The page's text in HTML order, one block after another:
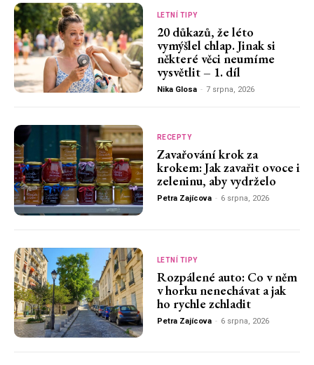
LETNÍ TIPY
20 důkazů, že léto
vymýšlel chlap. Jinak si
některé věci neumíme
vysvětlit – 1. díl
Nika Glosa - 7 srpna, 2026
RECEPTY
Zavařování krok za
krokem: Jak zavařit ovoce i
zeleninu, aby vydrželo
Petra Zajícova - 6 srpna, 2026
LETNÍ TIPY
Rozpálené auto: Co v něm
v horku nenechávat a jak
ho rychle zchladit
Petra Zajícova - 6 srpna, 2026